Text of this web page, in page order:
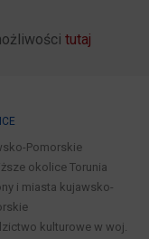
tutaj
Pomorskie
okolice Torunia
i miasta kujawsko-
kulturowe w woj.